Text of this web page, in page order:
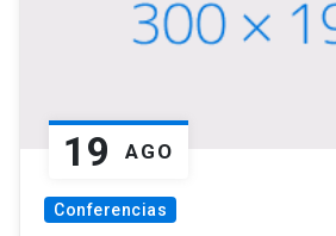
19 AGO
Conferencias